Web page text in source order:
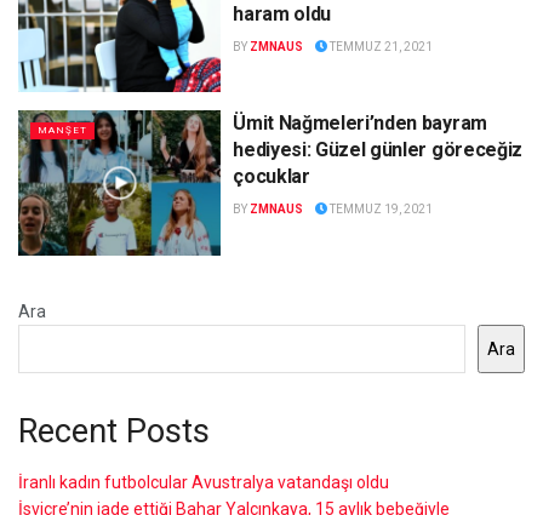
haram oldu
BY ZMNAUS TEMMUZ 21, 2021
MANŞET
Ümit Nağmeleri’nden bayram
hediyesi: Güzel günler göreceğiz
çocuklar
BY ZMNAUS TEMMUZ 19, 2021
Ara
Ara
Recent Posts
İranlı kadın futbolcular Avustralya vatandaşı oldu
İsviçre’nin iade ettiği Bahar Yalçınkaya, 15 aylık bebeğiyle